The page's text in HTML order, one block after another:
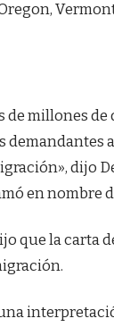
de millones de
dijo
en nombre
que la carta